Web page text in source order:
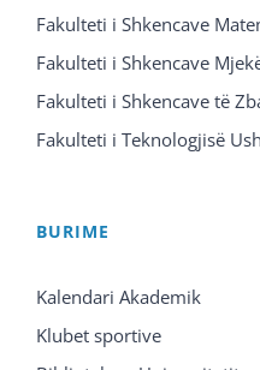
Fakulteti i Shkencave
Fakulteti i Shkencave
Fakulteti i Shkencave të
Fakulteti i Teknologjisë
BURIME
Kalendari Akademik
Klubet sportive